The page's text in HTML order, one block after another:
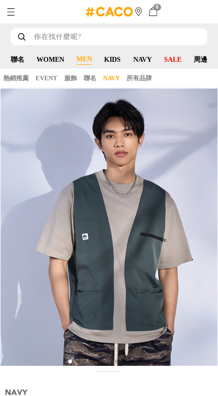
0
聯名 WOMEN MEN KIDS NAVY SALE 周邊
熱銷推薦 EVENT 服飾 聯名 NAVY 所有品牌